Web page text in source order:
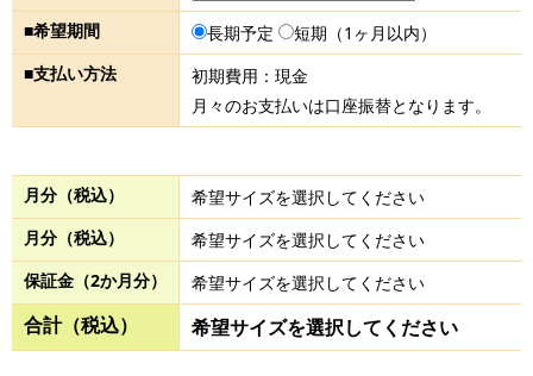
■希望期間
長期予定
短期（1ヶ月以内）
■支払い方法
初期費用：現金
月々のお支払いは口座振替となります。
月分（税込）
希望サイズを選択してください
月分（税込）
希望サイズを選択してください
保証金（2か月分）
希望サイズを選択してください
合計（税込） 希望サイズを選択してください